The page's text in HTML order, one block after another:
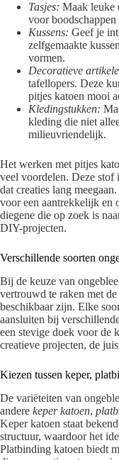
Tasjes: Maak leuke
voor
Kussens: Geef je
zelfgemaakte
vormen.
Decoratieve
tafellopers. Deze
pitjes katoen mooi
Kledingstukken:
kleding die niet
milieuvriendelijk.
Het werken met pitjes
veel voordelen. Deze stof
dat creaties lang
voor een aantrekkelijk en
diegene die op zoek is
DIY-projecten.
Verschillende soorten
Bij de keuze van
vertrouwd te raken met de
beschikbaar zijn. Elke
aansluiten bij
een stevige doek voor de
creatieve projecten, de
Kiezen tussen keper,
De variëteiten van
andere keper katoen,
Keper katoen staat
structuur, waardoor het
Platbinding katoen biedt